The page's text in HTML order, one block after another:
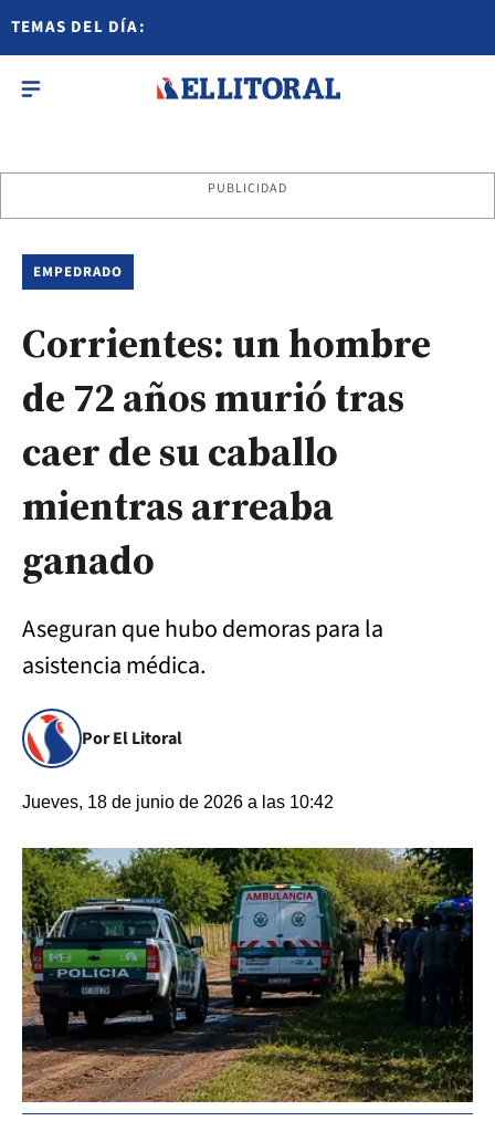
TEMAS DEL DÍA:
PUBLICIDAD
EMPEDRADO
Corrientes: un hombre
de 72 años murió tras
caer de su caballo
mientras arreaba
ganado
Aseguran que hubo demoras para la
asistencia médica.
Por El Litoral
Jueves, 18 de junio de 2026 a las 10:42